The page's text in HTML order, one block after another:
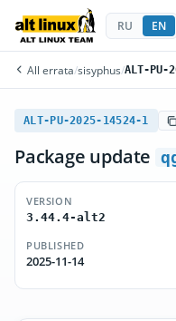
RU EN
All errata/sisyphus/ALT-PU-
ALT-PU-2025-14524-1
Package update
VERSION
3.44.4-alt2
PUBLISHED
2025-11-14